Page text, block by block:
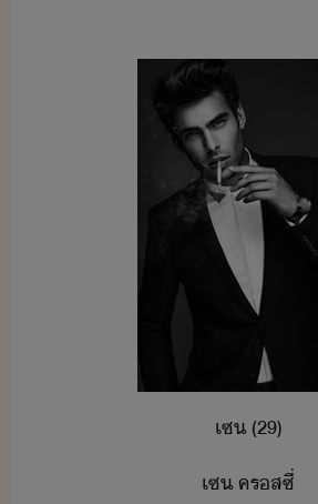
เซ​ ​(​29)
เซ​ ​ครส​ซี่